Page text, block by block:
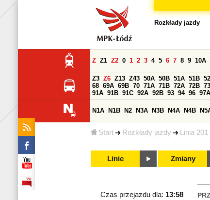
Start Rozkłady jazdy Linia 201
Rozkłady jazdy
Z Z1 Z2 0 1 2 3 4 5 6 7 8 9 10A
Z3 Z6 Z13 Z43 50A 50B 51A 51B 52
68 69A 69B 70 71A 71B 72A 72B 73
91A 91B 91C 92A 92B 93 94 96 97A
N1A N1B N2 N3A N3B N4A N4B
Linie Zmiany
Czas przejazdu dla: 13:58